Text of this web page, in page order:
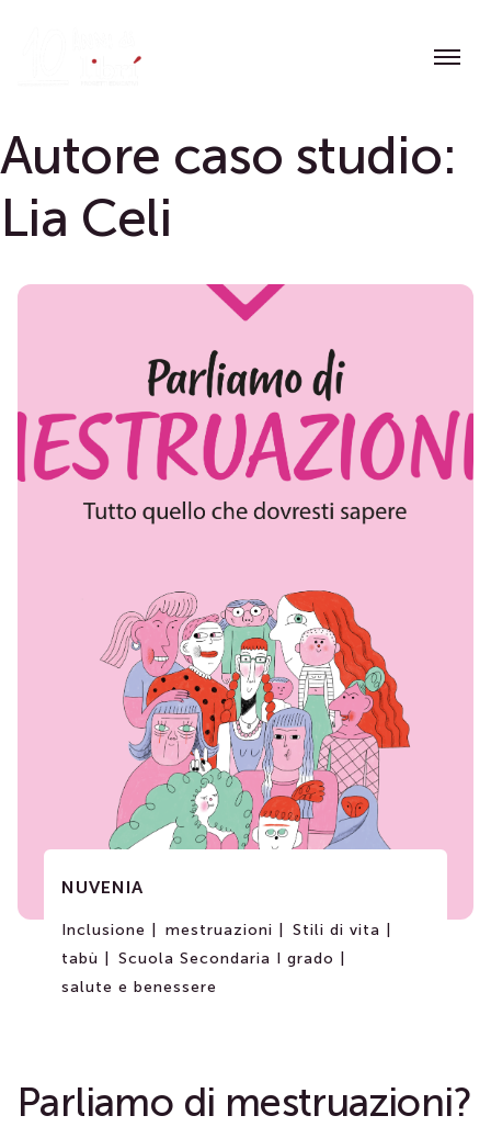
Autore caso studio:
Lia Celi
NUVENIA
Inclusione | mestruazioni |
Stili di vita |
tabù |
Scuola Secondaria I grado |
salute e benessere
Parliamo di mestruazioni?